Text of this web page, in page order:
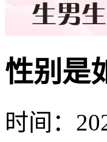
性别是
时间：